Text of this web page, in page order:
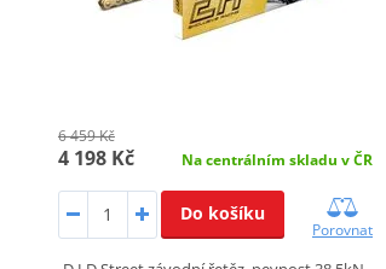
6 459 Kč
4 198 Kč Na centrálním skladu v ČR
Do košíku
Porovnat